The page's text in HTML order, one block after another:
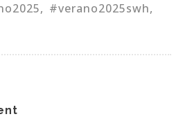
#verano2025swh